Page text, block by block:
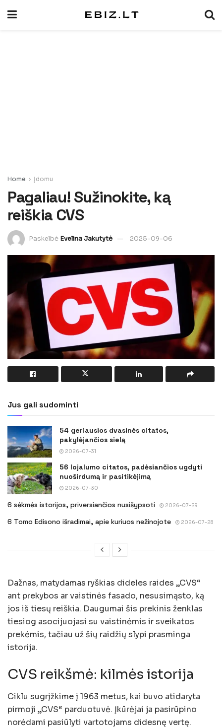
Home Įdomu
Pagaliau! Sužinokite, ką
reiškia CVS
Paskelbė Evelina Jakutytė 2025-09-06
Jus gali sudominti
54 geriausios dvasinės citatos,
pakylėjančios sielą
2026-07-31
56 lojalumo citatos, padėsiančios ugdyti
nuoširdumą ir pasitikėjimą
2026-07-30
6 sėkmės istorijos, priversiančios nusišypsoti 2026-07-29
6 Tomo Edisono išradimai, apie kuriuos nežinojote 2026-07-28
Dažnas, matydamas ryškias dideles raides „CVS“
ant prekybos ar vaistinės fasado, nesusimąsto, ką
jos iš tiesų reiškia. Daugumai šis prekinis ženklas
tiesiog asocijuojasi su vaistinėmis ir sveikatos
prekėmis, tačiau už šių raidžių slypi prasminga
istorija.
CVS reikšmė: kilmės istorija
Ciklu sugrįžkime į 1963 metus, kai buvo atidaryta
pirmoji „CVS“ parduotuvė. Įkūrėjai ja pasirūpino
norėdami pasiūlyti vartotojams didesnę vertę.